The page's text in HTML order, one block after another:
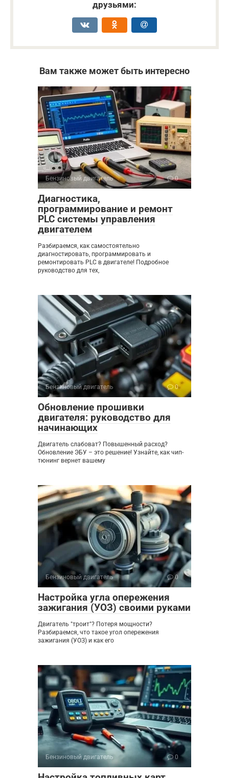
друзьями:
Вам также может быть интересно
Бензиновый двигатель 0
Диагностика,
программирование и ремонт
PLC системы управления
двигателем
Разбираемся, как самостоятельно
диагностировать, программировать и
ремонтировать PLC в двигателе! Подробное
руководство для тех,
Бензиновый двигатель 0
Обновление прошивки
двигателя: руководство для
начинающих
Двигатель слабоват? Повышенный расход?
Обновление ЭБУ – это решение! Узнайте, как чип-
тюнинг вернет вашему
Бензиновый двигатель 0
Настройка угла опережения
зажигания (УОЗ) своими руками
Двигатель "троит"? Потеря мощности?
Разбираемся, что такое угол опережения
зажигания (УОЗ) и как его
Бензиновый двигатель 0